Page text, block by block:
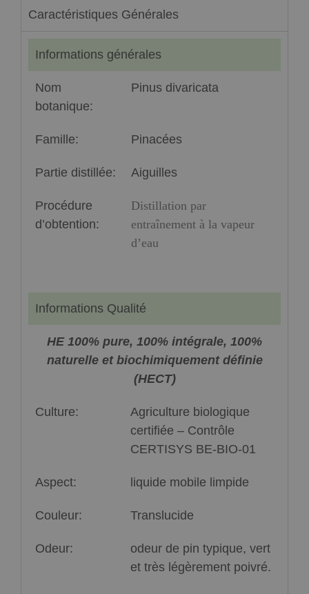
Caractéristiques Générales
Informations générales
Nom
botanique:
Pinus divaricata
Famille: Pinacées
Partie distillée: Aiguilles
Procédure
d’obtention:
Distillation par
entraînement à la vapeur
d’eau
Informations Qualité
HE 100% pure, 100% intégrale, 100%
naturelle et biochimiquement définie
(HECT)
Culture:
Agriculture biologique
certifiée – Contrôle
CERTISYS BE-BIO-01
Aspect: liquide mobile limpide
Couleur: Translucide
Odeur:
odeur de pin typique, vert
et très légèrement poivré.